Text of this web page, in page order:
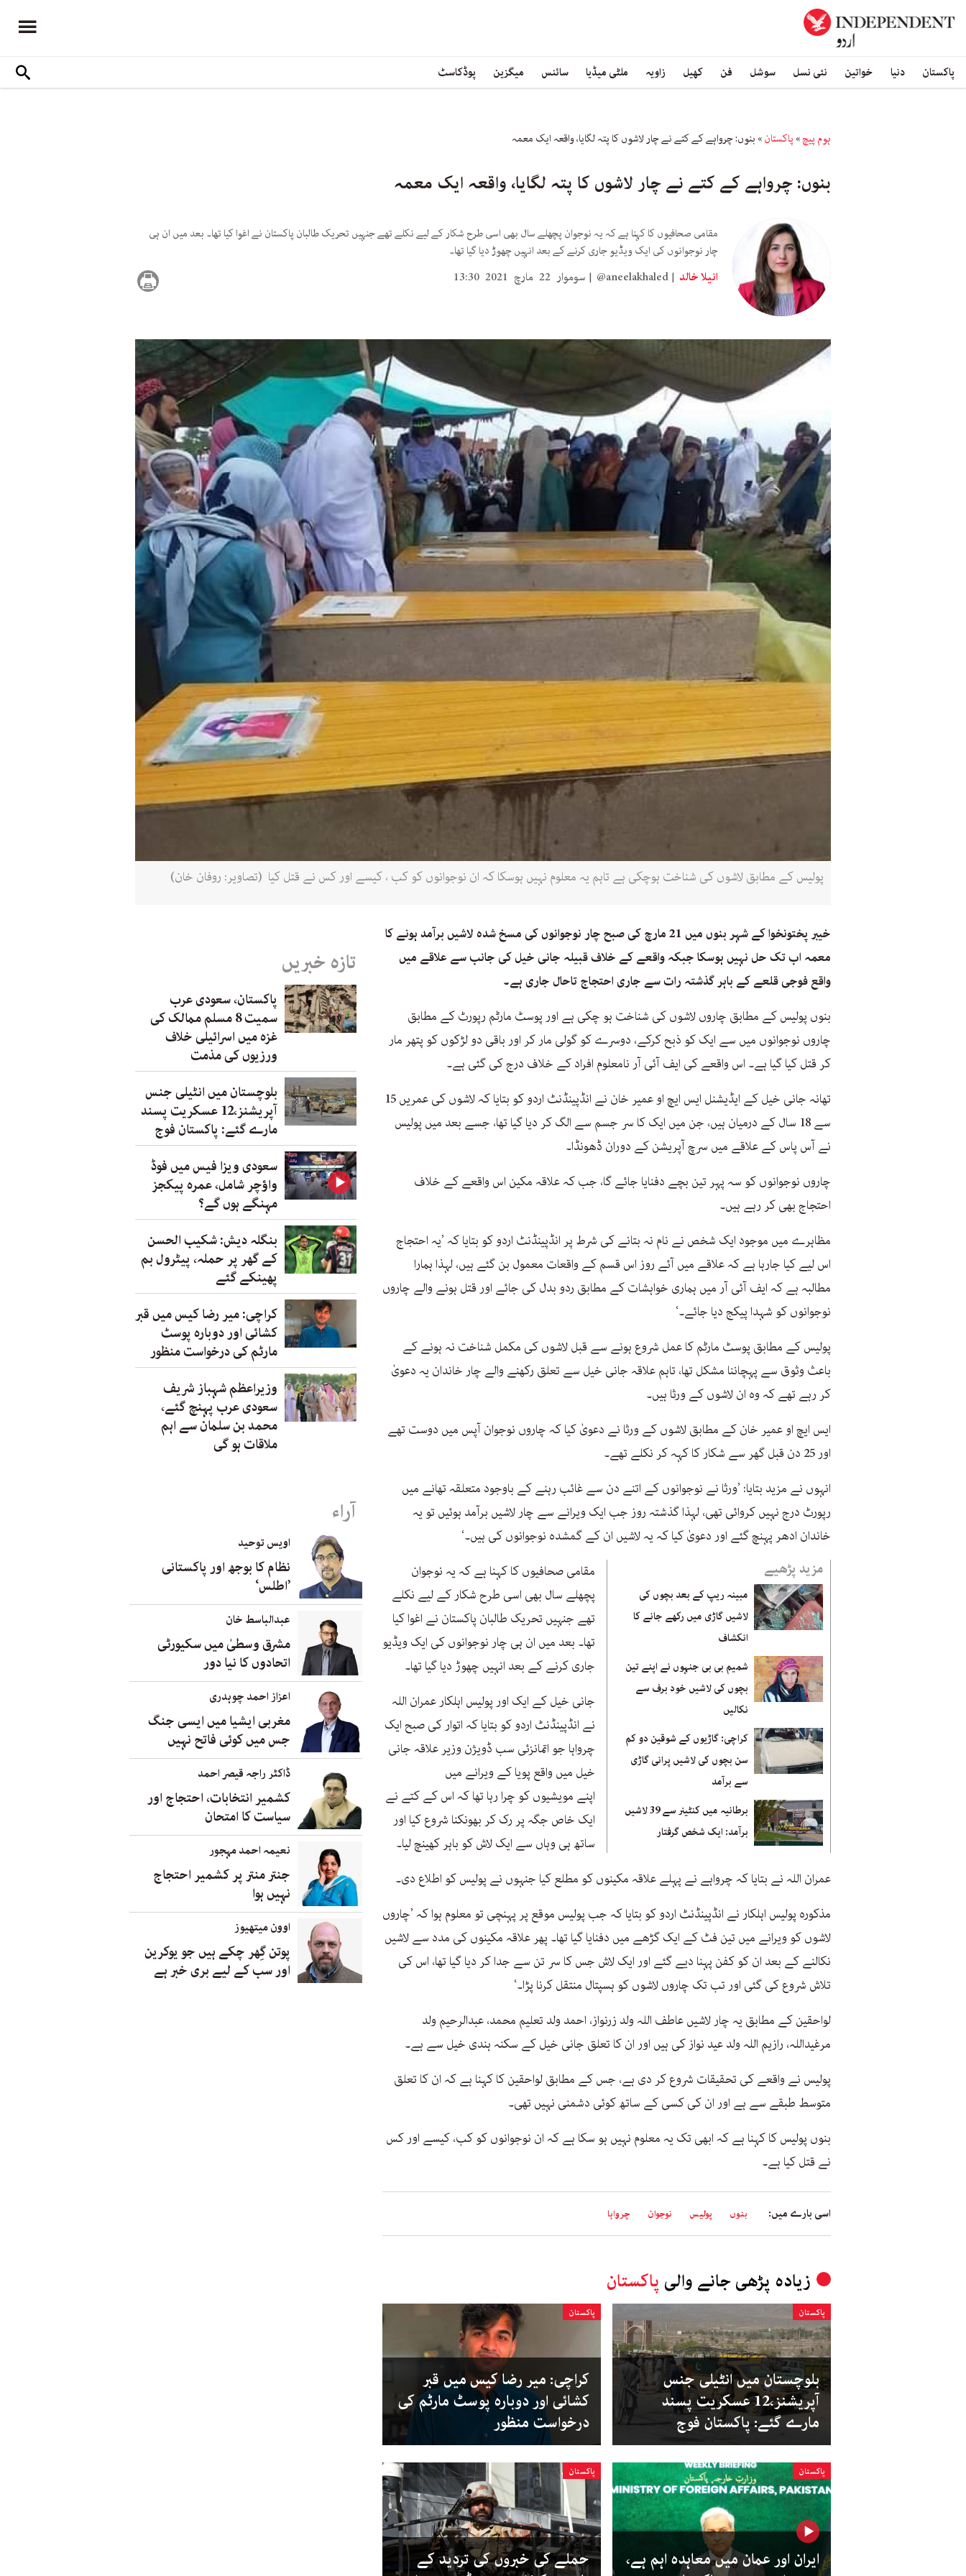
پاکستان دنیا خواتین نئی نسل سوشل فن کھیل زاویہ ملٹی میڈیا سائنس میگزین پوڈکاسٹ
ہوم پیچ» پاکستان» بنوں: چرواہے کے کتے نے چار لاشوں کا پتہ لگایا، واقعہ ایک معمہ
بنوں: چرواہے کے کتے نے چار لاشوں کا پتہ لگایا، واقعہ ایک معمہ
مقامی صحافیوں کا کہنا ہے کہ یہ نوجوان پچھلے سال بھی اسی طرح شکار کے لیے نکلے تھے جنہیں تحریک طالبان پاکستان نے اغوا کیا تھا۔ بعد میں ان ہی
چار نوجوانوں کی ایک ویڈیو جاری کرنے کے بعد انہیں چھوڑ دیا گیا تھا۔
انیلا خالد @aneelakhaled سوموار 22 مارچ 2021 13:30
پولیس کے مطابق لاشوں کی شناخت ہوچکی ہے تاہم یہ معلوم نہیں ہوسکا کہ ان نوجوانوں کو کب ، کیسے اور کس نے قتل کیا (تصاویر: روفان خان)
خیبر پختونخوا کے شہر بنوں میں 21 مارچ کی صبح چار نوجوانوں کی مسخ شدہ لاشیں برآمد ہونے کا
معمہ اب تک حل نہیں ہوسکا جبکہ واقعے کے خلاف قبیلہ جانی خیل کی جانب سے علاقے میں
واقع فوجی قلعے کے باہر گذشتہ رات سے جاری احتجاج تاحال جاری ہے۔
بنوں پولیس کے مطابق چاروں لاشوں کی شناخت ہو چکی ہے اور پوسٹ مارٹم رپورٹ کے مطابق
چاروں نوجوانوں میں سے ایک کو ذبح کرکے، دوسرے کو گولی مار کر اور باقی دو لڑکوں کو پتھر مار
کر قتل کیا گیا ہے۔ اس واقعے کی ایف آئی آر نامعلوم افراد کے خلاف درج کی گئی ہے۔
تھانہ جانی خیل کے ایڈیشنل ایس ایچ او عمیر خان نے انڈپینڈنٹ اردو کو بتایا کہ لاشوں کی عمریں 15
سے 18 سال کے درمیان ہیں، جن میں ایک کا سر جسم سے الگ کر دیا گیا تھا، جسے بعد میں پولیس
نے آس پاس کے علاقے میں سرچ آپریشن کے دوران ڈھونڈا۔
چاروں نوجوانوں کو سہ پہر تین بچے دفنایا جائے گا، جب کہ علاقہ مکین اس واقعے کے خلاف
احتجاج بھی کر رہے ہیں۔
مظاہرے میں موجود ایک شخص نے نام نہ بتانے کی شرط پر انڈپینڈنٹ اردو کو بتایا کہ ’یہ احتجاج
اس لیے کیا جارہا ہے کہ علاقے میں آئے روز اس قسم کے واقعات معمول بن گئے ہیں، لہذا ہمارا
مطالبہ ہے کہ ایف آئی آر میں ہماری خواہشات کے مطابق ردو بدل کی جائے اور قتل ہونے والے چاروں
نوجوانوں کو شہدا پیکج دیا جائے۔‘
پولیس کے مطابق پوسٹ مارٹم کا عمل شروع ہونے سے قبل لاشوں کی مکمل شناخت نہ ہونے کے
باعث وثوق سے پہچاننا مشکل تھا، تاہم علاقہ جانی خیل سے تعلق رکھنے والے چار خاندان یہ دعویٰ
کر رہے تھے کہ وہ ان لاشوں کے ورثا ہیں۔
ایس ایچ او عمیر خان کے مطابق لاشوں کے ورثا نے دعویٰ کیا کہ چاروں نوجوان آپس میں دوست تھے
اور 25 دن قبل گھر سے شکار کا کہہ کر نکلے تھے۔
انہوں نے مزید بتایا: ’ورثا نے نوجوانوں کے اتنے دن سے غائب رہنے کے باوجود متعلقہ تھانے میں
رپورٹ درج نہیں کروائی تھی، لہذا گذشتہ روز جب ایک ویرانے سے چار لاشیں برآمد ہوئیں تو یہ
خاندان ادھر پہنچ گئے اور دعویٰ کیا کہ یہ لاشیں ان کے گمشدہ نوجوانوں کی ہیں۔‘
مزید پڑھیے
مبینہ ریپ کے بعد بچوں کی
لاشیں گاڑی میں رکھے جانے کا
انکشاف
شمیم بی بی جنہوں نے اپنے تین
بچوں کی لاشیں خود برف سے
نکالیں
کراچی: گاڑیوں کے شوقین دو کم
سن بچوں کی لاشیں پرانی گاڑی
سے برآمد
برطانیہ میں کنٹینر سے 39 لاشیں
برآمد: ایک شخص گرفتار
مقامی صحافیوں کا کہنا ہے کہ یہ نوجوان
پچھلے سال بھی اسی طرح شکار کے لیے نکلے
تھے جنہیں تحریک طالبان پاکستان نے اغوا کیا
تھا۔ بعد میں ان ہی چار نوجوانوں کی ایک ویڈیو
جاری کرنے کے بعد انہیں چھوڑ دیا گیا تھا۔
جانی خیل کے ایک اور پولیس اہلکار عمران اللہ
نے انڈپینڈنٹ اردو کو بتایا کہ اتوار کی صبح ایک
چرواہا جو اتمانزئی سب ڈویژن وزیر علاقہ جانی
خیل میں واقع پویا کے ویرانے میں
اپنے مویشیوں کو چرا رہا تھا کہ اس کے کتے نے
ایک خاص جگہ پر رک کر بھونکنا شروع کیا اور
ساتھ ہی وہاں سے ایک لاش کو باہر کھینچ لیا۔
عمران اللہ نے بتایا کہ چرواہے نے پہلے علاقہ مکینوں کو مطلع کیا جنہوں نے پولیس کو اطلاع دی۔
مذکورہ پولیس اہلکار نے انڈپینڈنٹ اردو کو بتایا کہ جب پولیس موقع پر پہنچی تو معلوم ہوا کہ ’چاروں
لاشوں کو ویرانے میں تین فٹ کے ایک گڑھے میں دفنایا گیا تھا۔ پھر علاقہ مکینوں کی مدد سے لاشیں
نکالنے کے بعد ان کو کفن پہنا دیے گئے اور ایک لاش جس کا سر تن سے جدا کر دیا گیا تھا، اس کی
تلاش شروع کی گئی اور تب تک چاروں لاشوں کو ہسپتال منتقل کرنا پڑا۔‘
لواحقین کے مطابق یہ چار لاشیں عاطف اللہ ولد زرنواز، احمد ولد تعلیم محمد، عبدالرحیم ولد
مرغیداللہ، رازیم اللہ ولد عید نواز کی ہیں اور ان کا تعلق جانی خیل کے سکنہ ہندی خیل سے ہے۔
پولیس نے واقعے کی تحقیقات شروع کر دی ہے، جس کے مطابق لواحقین کا کہنا ہے کہ ان کا تعلق
متوسط طبقے سے ہے اور ان کی کسی کے ساتھ کوئی دشمنی نہیں تھی۔
بنوں پولیس کا کہنا ہے کہ ابھی تک یہ معلوم نہیں ہو سکا ہے کہ ان نوجوانوں کو کب، کیسے اور کس
نے قتل کیا ہے۔
اسی بارے میں: بنوں پولیس نوجوان چرواہا
زیادہ پڑھی جانے والی پاکستان
پاکستان
بلوچستان میں انٹیلی جنس
آپریشنز،12 عسکریت پسند
مارے گئے: پاکستان فوج
پاکستان
کراچی: میر رضا کیس میں قبر
کشائی اور دوبارہ پوسٹ مارٹم کی
درخواست منظور
پاکستان
ایران اور عمان میں معاہدہ اہم ہے،
پاکستان
حملے کی خبروں کی تردید کے
تازہ خبریں
پاکستان، سعودی عرب
سمیت 8 مسلم ممالک کی
غزہ میں اسرائیلی خلاف
ورزیوں کی مذمت
بلوچستان میں انٹیلی جنس
آپریشنز،12 عسکریت پسند
مارے گئے: پاکستان فوج
سعودی ویزا فیس میں فوڈ
واؤچر شامل، عمرہ پیکجز
مہنگے ہوں گے؟
بنگلہ دیش: شکیب الحسن
کے گھر پر حملہ، پیٹرول بم
پھینکے گئے
کراچی: میر رضا کیس میں قبر
کشائی اور دوبارہ پوسٹ
مارٹم کی درخواست منظور
وزیراعظم شہباز شریف
سعودی عرب پہنچ گئے،
محمد بن سلمان سے اہم
ملاقات ہو گی
آراء
اویس توحید
نظام کا بوجھ اور پاکستانی
’اطلس‘
عبدالباسط خان
مشرق وسطیٰ میں سکیورٹی
اتحادوں کا نیا دور
اعزاز احمد چوہدری
مغربی ایشیا میں ایسی جنگ
جس میں کوئی فاتح نہیں
ڈاکٹر راجہ قیصر احمد
کشمیر انتخابات، احتجاج اور
سیاست کا امتحان
نعیمہ احمد مہجور
جنتر منتر پر کشمیر احتجاج
نہیں ہوا
اوون میتھیوز
پوتن گِھر چکے ہیں جو یوکرین
اور سب کے لیے بری خبر ہے